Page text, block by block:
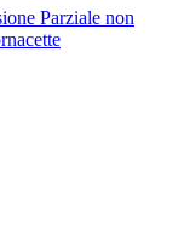
Parziale non